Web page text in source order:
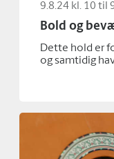
9.8.24 kl. 10 til
Bold og
Dette hold er
og samtidig